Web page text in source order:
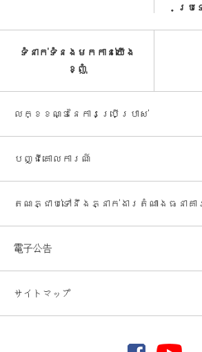
ប្រ
ទំនាក់ទំនងមកកាន់យើង
ខ្ញុំ
លក្ខខណ្ឌនៃការប្រើប្រាស់
បញ្ជី​គោលការណ៍
តណភ្ជាប់ទៅនឹងភ្នាក់ងារតំណាងធនាគា
電子公告
サイトマップ